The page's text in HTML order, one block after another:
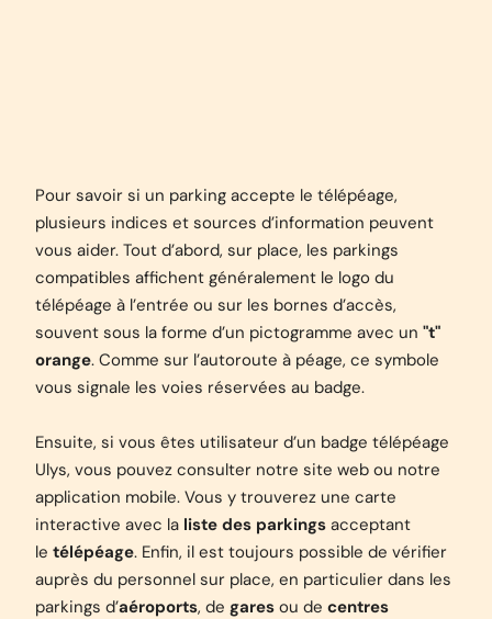
Pour savoir si un parking accepte le télépéage,
plusieurs indices et sources d’information peuvent
vous aider. Tout d’abord, sur place, les parkings
compatibles affichent généralement le logo du
télépéage à l’entrée ou sur les bornes d’accès,
souvent sous la forme d’un pictogramme avec un "t"
orange. Comme sur l’autoroute à péage, ce symbole
vous signale les voies réservées au badge.
Ensuite, si vous êtes utilisateur d’un badge télépéage
Ulys, vous pouvez consulter notre site web ou notre
application mobile. Vous y trouverez une carte
interactive avec la liste des parkings acceptant
le télépéage. Enfin, il est toujours possible de vérifier
auprès du personnel sur place, en particulier dans les
parkings d’aéroports, de gares ou de centres